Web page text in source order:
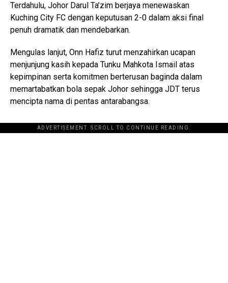
Terdahulu, Johor Darul Ta’zim berjaya menewaskan
Kuching City FC dengan keputusan 2-0 dalam aksi final
penuh dramatik dan mendebarkan.
Mengulas lanjut, Onn Hafiz turut menzahirkan ucapan
menjunjung kasih kepada Tunku Mahkota Ismail atas
kepimpinan serta komitmen berterusan baginda dalam
memartabatkan bola sepak Johor sehingga JDT terus
mencipta nama di pentas antarabangsa.
ADVERTISEMENT. SCROLL TO CONTINUE READING.